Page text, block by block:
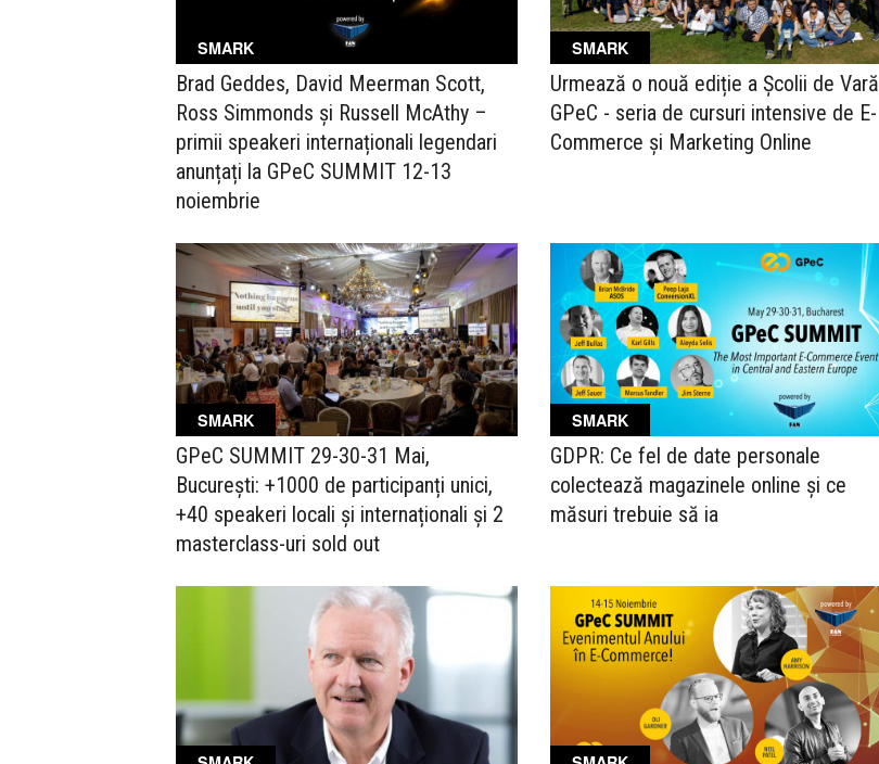
SMARK
Brad Geddes, David Meerman Scott,
Ross Simmonds și Russell McAthy –
primii speakeri internaționali legendari
anunțați la GPeC SUMMIT 12-13
noiembrie
SMARK
Urmează o nouă ediție a Școlii de Vară
GPeC - seria de cursuri intensive de E-
Commerce și Marketing Online
SMARK
GPeC SUMMIT 29-30-31 Mai,
București: +1000 de participanți unici,
+40 speakeri locali și internaționali și 2
masterclass-uri sold out
SMARK
GDPR: Ce fel de date personale
colectează magazinele online și ce
măsuri trebuie să ia